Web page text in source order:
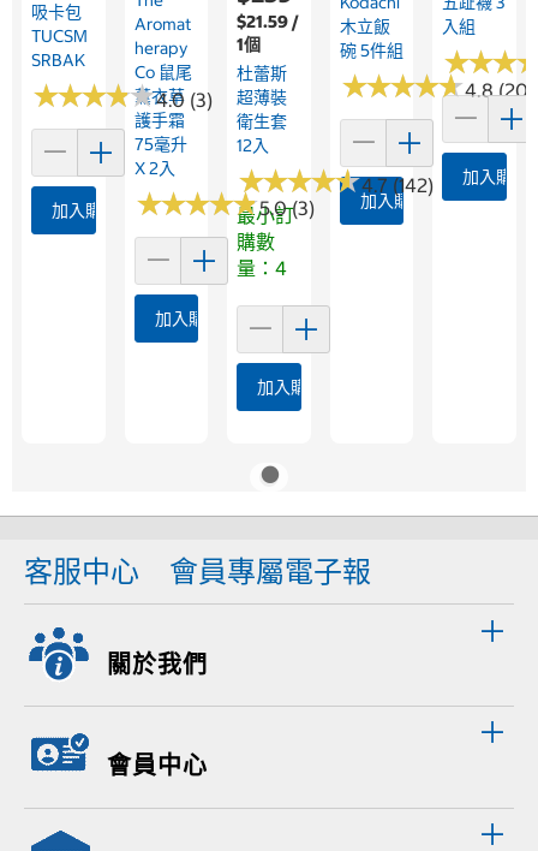
吸卡包
TUCSM
SRBAK
★★★★★
★★★★★4.0 (3)
加入購物車
Aromat
Herapy
Co 鼠尾
薰衣草
護手霜
75毫升
X 2入
★★★★★
★★★★★5.0 (3)
加入購物車
$21.59 /
1個
杜蕾斯
超薄裝
衛生套
12入
★★★★★
★★★★★4.7 (142)
最小訂
購數
量：4
加入購物車
木立飯
碗 5件組
★★★★★
★★★★★4.8 (20)
加入購物車
入組
★★★
★★★
加入購物
客服中心 會員專屬電子報
關於我們
會員中心